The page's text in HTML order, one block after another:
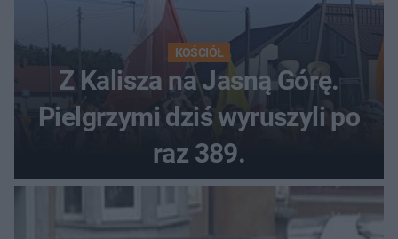
KOŚCIÓŁ
Z Kalisza na Jasną Górę.
Pielgrzymi dziś wyruszyli po
raz 389.